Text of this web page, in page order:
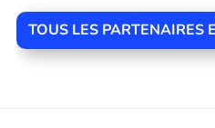
TOUS LES PARTENAIRES